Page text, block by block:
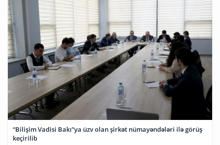
“Bilişim Vadisi Bakı”ya üzv olan şirkət nümayəndələri ilə görüş
keçirilib